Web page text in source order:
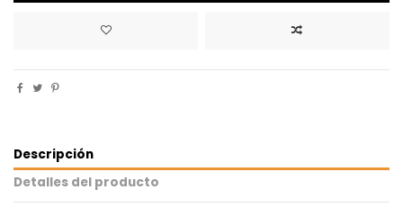
Descripción
Detalles del producto